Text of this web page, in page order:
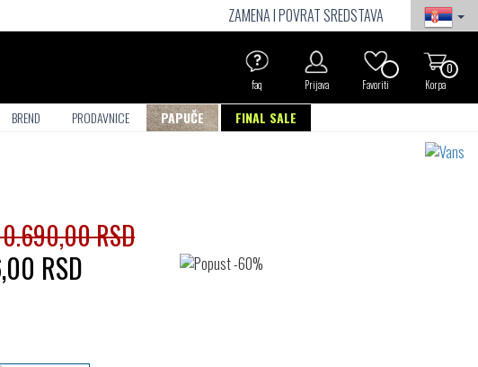
ZAMENA I POVRAT SREDSTAVA
0
Korpa
Favoriti
Prijava
faq
BREND PRODAVNICE PAPUČE FINAL SALE
RSD
RSD